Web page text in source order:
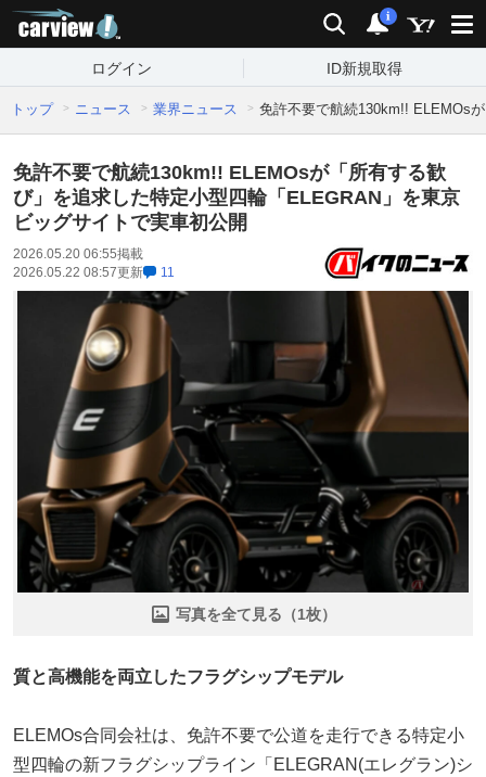
検索 通知
i
ログイン ID新規取得
トップ ニュース 業界ニュース 免許不要で航続130km!! ELEMOs
免許不要で航続130km!! ELEMOsが「所有する歓
び」を追求した特定小型四輪「ELEGRAN」を東京
ビッグサイトで実車初公開
2026.05.20 06:55掲載
2026.05.22 08:57更新 11
写真を全て見る（1枚）
質と高機能を両立したフラグシップモデル
ELEMOs合同会社は、免許不要で公道を走行できる特定小
型四輪の新フラグシップライン「ELEGRAN(エレグラン)シ